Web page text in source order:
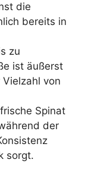
die
bereits in
zu
ist äußerst
von
Spinat
der
sorgt.